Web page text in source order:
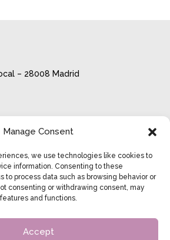
Manage Consent
we use technologies like cookies to
information. Consenting to these
to process data such as browsing behavior or
consenting or withdrawing consent, may
and functions.
Accept
– 28008 Madrid
8:00 a 20:00
14:00